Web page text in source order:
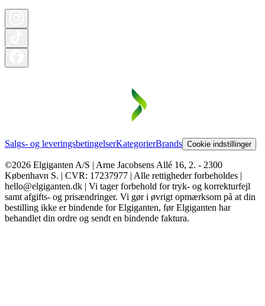
Salgs- og leveringsbetingelserKategorierBrands Cookie indstillinger
©2026 Elgiganten A/S | Arne Jacobsens Allé 16, 2. - 2300
København S. | CVR: 17237977 | Alle rettigheder forbeholdes |
hello@elgiganten.dk | Vi tager forbehold for tryk- og korrekturfejl
samt afgifts- og prisændringer. Vi gør i øvrigt opmærksom på at din
bestilling ikke er bindende for Elgiganten, før Elgiganten har
behandlet din ordre og sendt en bindende faktura.